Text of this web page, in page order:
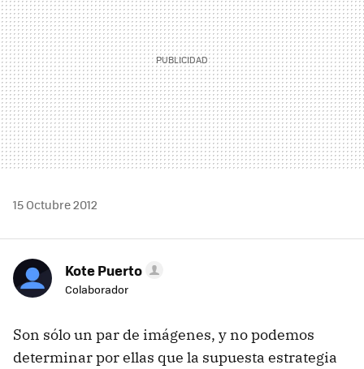
15 Octubre 2012
Kote Puerto
Colaborador
Son sólo un par de imágenes, y no podemos
determinar por ellas que la supuesta estrategia